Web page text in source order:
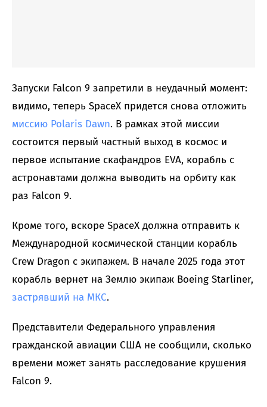
Запуски Falcon 9 запретили в неудачный момент:
видимо, теперь SpaceX придется снова отложить
миссию Polaris Dawn. В рамках этой миссии
состоится первый частный выход в космос и
первое испытание скафандров EVA, корабль с
астронавтами должна выводить на орбиту как
раз Falcon 9.
Кроме того, вскоре SpaceX должна отправить к
Международной космической станции корабль
Crew Dragon с экипажем. В начале 2025 года этот
корабль вернет на Землю экипаж Boeing Starliner,
застрявший на МКС.
Представители Федерального управления
гражданской авиации США не сообщили, сколько
времени может занять расследование крушения
Falcon 9.